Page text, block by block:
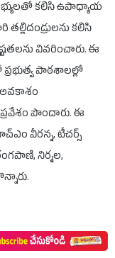
సభ్యులతో కలిసి ఉపాధ్యాయ
కలిసి
వివరించారు. ఈ
పాఠశాలల్లో
అవకాశం
పొందారు. ఈ
వీరన్న, టీచర్స్
నిర్మల,